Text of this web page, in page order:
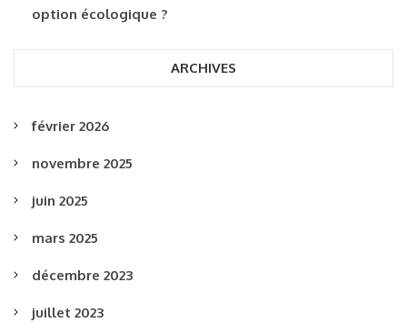
option écologique ?
ARCHIVES
février 2026
novembre 2025
juin 2025
mars 2025
décembre 2023
juillet 2023